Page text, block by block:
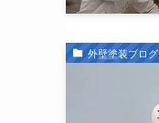
外壁塗装ブログ